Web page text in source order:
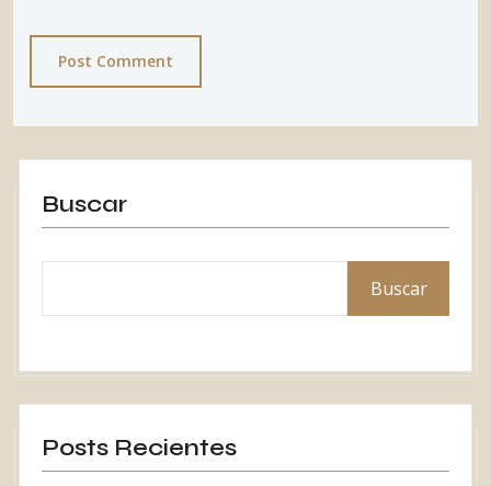
Post Comment
Buscar
Buscar
Posts Recientes